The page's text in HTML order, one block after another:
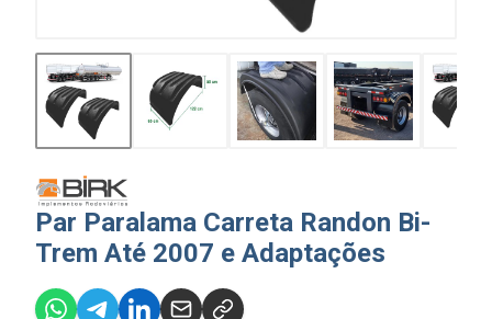
Par Paralama Carreta Randon Bi-
Trem Até 2007 e Adaptações